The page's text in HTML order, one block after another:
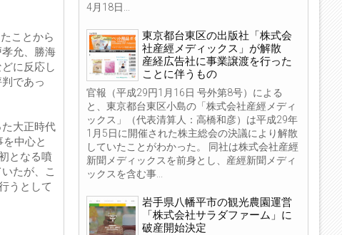
ことから
允、勝海
に反応し
であっ
大正時代
中心と
となる噴
たが、こ
うとして
4月18日...
東京都台東区の出版社「株式会
社産經メディックス」が解散
産経広告社に事業譲渡を行った
ことに伴うもの
官報（平成29円1月16日 号外第8号）による
と、東京都台東区小島の「株式会社産經メディ
ックス」（代表清算人：高橋和彦）は平成29年
1月5日に開催された株主総会の決議により解散
していたことがわかった。 同社は株式会社産經
新聞メディックスを前身とし、産經新聞メディ
ックスを含む事...
岩手県八幡平市の観光農園運営
「株式会社サラダファーム」に
破産開始決定